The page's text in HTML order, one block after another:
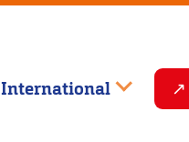
International